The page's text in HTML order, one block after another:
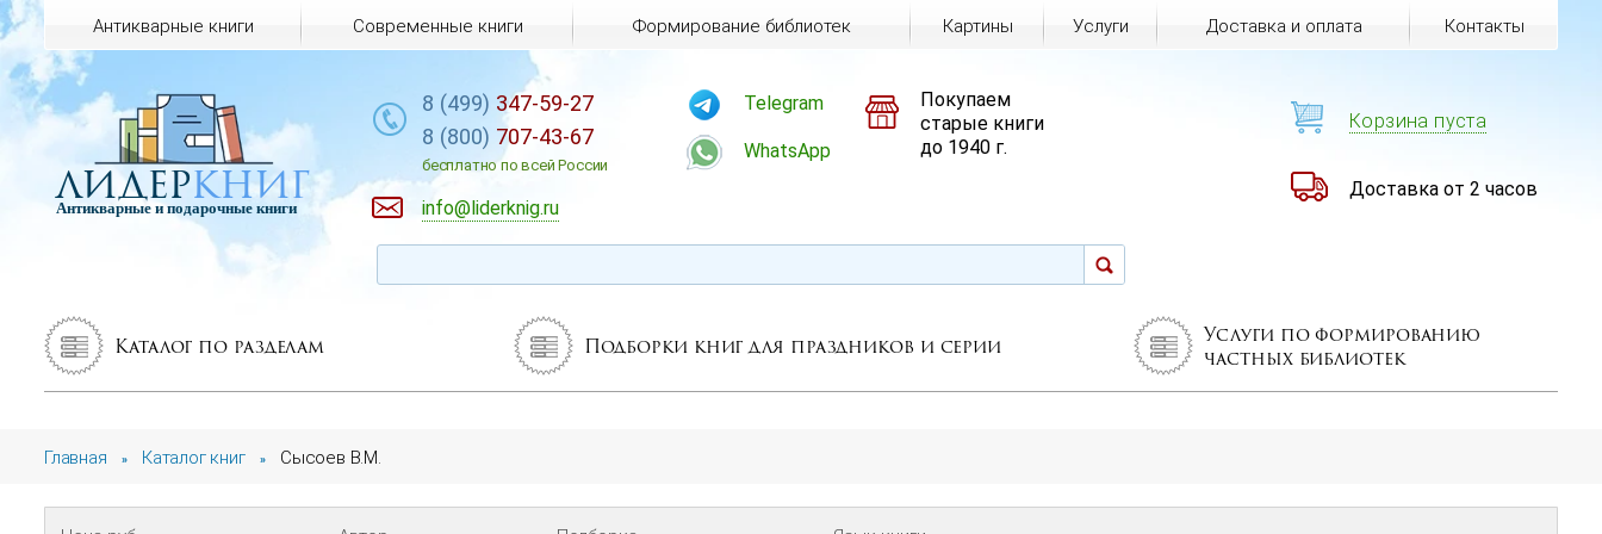
Каталог по разделам Подборки книг для праздников и серии
Услуги по формированию
частных библиотек
Главная » Каталог книг » Сысоев В.М.
Антикварные книги Современные книги Формирование библиотек Картины Услуги Доставка и оплата Контакты
лидеркниг
Антикварные и подарочные книги
8 (499) 347-59-27
8 (800) 707-43-67
бесплатно по всей России
info@liderknig.ru
Telegram
WhatsApp
Покупаем
старые книги
до 1940 г.
Корзина пуста
Доставка от 2 часов